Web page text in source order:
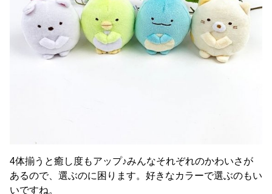
4体揃うと癒し度もアップ♪みんなそれぞれのかわいさが
あるので、選ぶのに困ります。好きなカラーで選ぶのもい
いですね。